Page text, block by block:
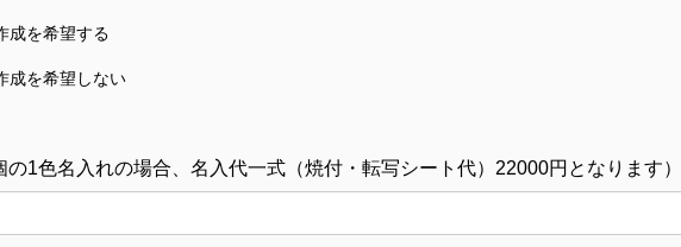
成を希望する
成を希望しない
の1色名入れの場合、名入代一式（焼付・転写シート代）22000円となります）